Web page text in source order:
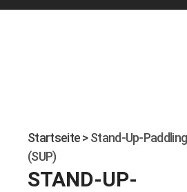
Skip
Startseite>Stand-Up-Paddling
(SUP)
STAND-UP-